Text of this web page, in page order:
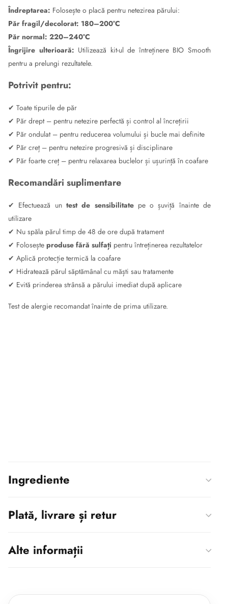
Îndreptarea: Folosește o placă pentru netezirea părului:
Păr fragil/decolorat: 180–200°C
Păr normal: 220–240°C
Îngrijire ulterioară: Utilizează kit-ul de întreținere BIO Smooth
pentru a prelungi rezultatele.
Potrivit pentru:
✔ Toate tipurile de păr
✔ Păr drept – pentru netezire perfectă și control al încrețirii
✔ Păr ondulat – pentru reducerea volumului și bucle mai definite
✔ Păr creț – pentru netezire progresivă și disciplinare
✔ Păr foarte creț – pentru relaxarea buclelor și ușurință în coafare
Recomandări suplimentare
✔ Efectuează un test de sensibilitatepe o șuviță înainte de
utilizare
✔ Nu spăla părul timp de 48 de ore după tratament
✔ Folosește produse fără sulfați pentru întreținerea rezultatelor
✔ Aplică protecție termică la coafare
✔ Hidratează părul săptămânal cu măști sau tratamente
✔ Evită prinderea strânsă a părului imediat după aplicare
Test de alergie recomandat înainte de prima utilizare.
Ingrediente
Plată, livrare și retur
Alte informații